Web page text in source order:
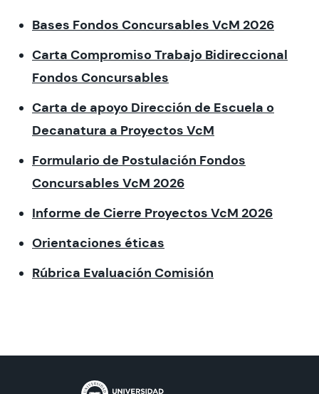
Bases Fondos Concursables VcM 2026
Carta Compromiso Trabajo Bidireccional
Fondos Concursables
Carta de apoyo Dirección de Escuela o
Decanatura a Proyectos VcM
Formulario de Postulación Fondos
Concursables VcM 2026
Informe de Cierre Proyectos VcM 2026
Orientaciones éticas
Rúbrica Evaluación Comisión